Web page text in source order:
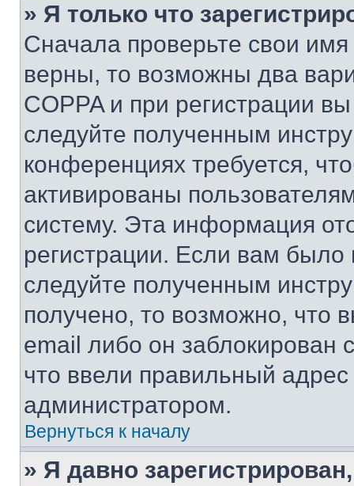
» Я только что
Сначала проверьте свои
верны, то возможны два
COPPA и при регистрации
следуйте полученным
конференциях требуется,
активированы
систему. Эта информация
регистрации. Если вам
следуйте полученным
получено, то возможно, что
email либо он
что ввели правильный адрес
администратором.
Вернуться к началу
» Я давно